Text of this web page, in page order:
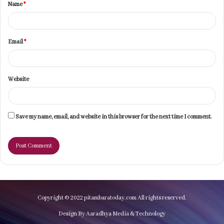
*Name*
Email*
Website
Save my name, email, and website in this browser for the next time I comment.
Copyright © 2022 pitambaratoday.com All rights reserved.
Design By Aaradhya Media & Technology